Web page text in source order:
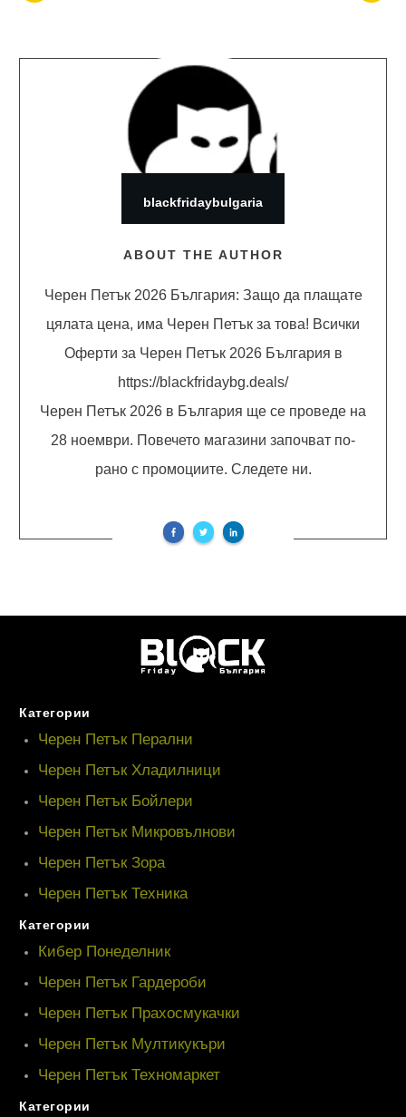
ABOUT THE AUTHOR
Черен Петък 2026 България: Защо да плащате
цялата цена, има Черен Петък за това! Всички
Оферти за Черен Петък 2026 България в
https://blackfridaybg.deals/
Черен Петък 2026 в България ще се проведе на
28 ноември. Повечето магазини започват по-
рано с промоциите. Следете ни.
blackfridaybulgaria
Категории
Черен Петък Перални
Черен Петък Хладилници
Черен Петък Бойлери
Черен Петък Микровълнови
Черен Петък Зора
Черен Петък Техника
Категории
Кибер Понеделник
Черен Петък Гардероби
Черен Петък Прахосмукачки
Черен Петък Мултикукъри
Черен Петък Техномаркет
Категории